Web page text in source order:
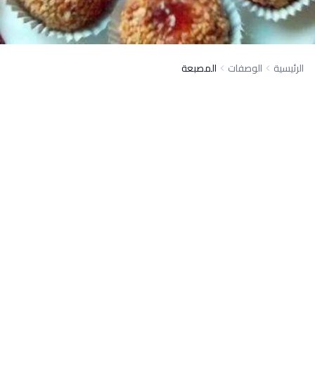
الرئيسية الوصفات المصبعة